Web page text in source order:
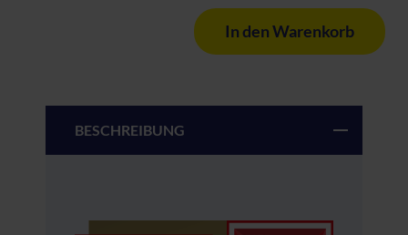
In den Warenkorb
BESCHREIBUNG